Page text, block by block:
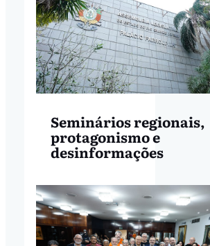
Seminários regionais,
protagonismo e
desinformações